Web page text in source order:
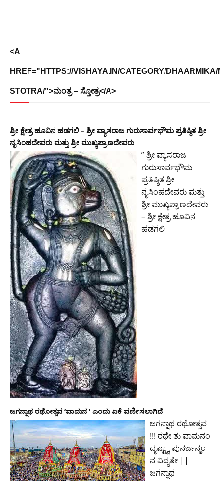
<A
HREF="HTTPS://VISHAYA.IN/CATEGORY/
STOTRA/">ಮಂತ್ರ – ಸ್ತೋತ್ರ</A>
ಶ್ರೀ ಕ್ಷೇತ್ರ ಹೂವಿನ ಹಡಗಲಿ – ಶ್ರೀ ವ್ಯಾಸರಾಜ ಗುರುಸಾರ್ವಭೌಮ ಪ್ರತಿಷ್ಠಿತ ಶ್ರೀ
ನೃಸಿಂಹದೇವರು ಮತ್ತು ಶ್ರೀ ಮುಖ್ಯಪ್ರಾಣದೇವರು
” ಶ್ರೀ ವ್ಯಾಸರಾಜ
ಗುರುಸಾರ್ವಭೌಮ
ಪ್ರತಿಷ್ಠಿತ ಶ್ರೀ
ನೃಸಿಂಹದೇವರು ಮತ್ತು
ಶ್ರೀ ಮುಖ್ಯಪ್ರಾಣದೇವರು
– ಶ್ರೀ ಕ್ಷೇತ್ರ ಹೂವಿನ
ಹಡಗಲಿ
ಜಗನ್ನಾಥ ರಥೋತ್ಸವ ‘ವಾಮನ ‘ ಎಂದು ಏಕೆ ವರ್ಣಿಸಲಾಗಿದೆ
ಜಗನ್ನಾಥ ರಥೋತ್ಸವ
!!! ರಥೇ ತು ವಾಮನಂ
ದೃಷ್ಟ್ವಾ ಪುನರ್ಜನ್ಮಂ
ನ ವಿದ್ಯತೇ ||
ಜಗನ್ನಾಥ